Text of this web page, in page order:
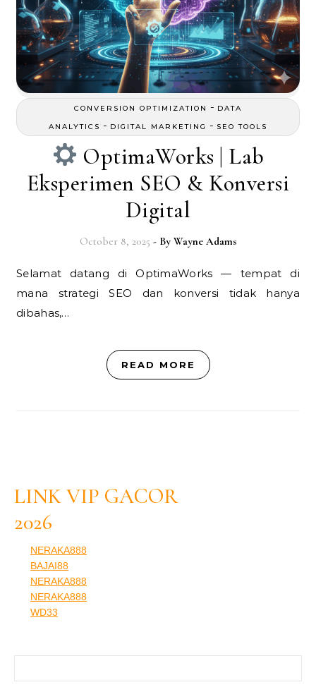
CONVERSION OPTIMIZATION - DATA
ANALYTICS - DIGITAL MARKETING - SEO TOOLS
OptimaWorks | Lab
Eksperimen SEO & Konversi
Digital
October 8, 2025 - By Wayne Adams
Selamat datang di OptimaWorks — tempat di
mana strategi SEO dan konversi tidak hanya
dibahas,…
READ MORE
LINK VIP GACOR
2026
NERAKA888
BAJAI88
NERAKA888
NERAKA888
WD33